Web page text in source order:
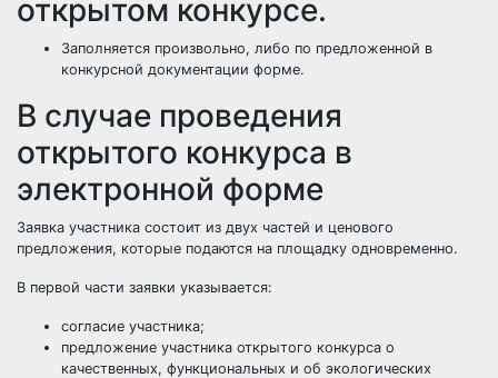
открытом конкурсе.
Заполняется произвольно, либо по предложенной в
конкурсной документации форме.
В случае проведения
открытого конкурса в
электронной форме
Заявка участника состоит из двух частей и ценового
предложения, которые подаются на площадку одновременно.
В первой части заявки указывается:
согласие участника;
предложение участника открытого конкурса о
качественных, функциональных и об экологических